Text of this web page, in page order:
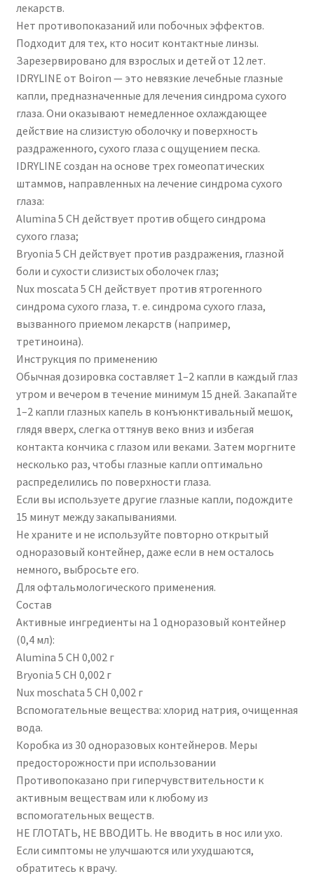
лекарств.
Нет противопоказаний или побочных эффектов.
Подходит для тех, кто носит контактные линзы.
Зарезервировано для взрослых и детей от 12 лет.
IDRYLINE от Boiron — это невязкие лечебные глазные
капли, предназначенные для лечения синдрома сухого
глаза. Они оказывают немедленное охлаждающее
действие на слизистую оболочку и поверхность
раздраженного, сухого глаза с ощущением песка.
IDRYLINE создан на основе трех гомеопатических
штаммов, направленных на лечение синдрома сухого
глаза:
Alumina 5 CH действует против общего синдрома
сухого глаза;
Bryonia 5 CH действует против раздражения, глазной
боли и сухости слизистых оболочек глаз;
Nux moscata 5 CH действует против ятрогенного
синдрома сухого глаза, т. е. синдрома сухого глаза,
вызванного приемом лекарств (например,
третиноина).
Инструкция по применению
Обычная дозировка составляет 1–2 капли в каждый глаз
утром и вечером в течение минимум 15 дней. Закапайте
1–2 капли глазных капель в конъюнктивальный мешок,
глядя вверх, слегка оттянув веко вниз и избегая
контакта кончика с глазом или веками. Затем моргните
несколько раз, чтобы глазные капли оптимально
распределились по поверхности глаза.
Если вы используете другие глазные капли, подождите
15 минут между закапываниями.
Не храните и не используйте повторно открытый
одноразовый контейнер, даже если в нем осталось
немного, выбросьте его.
Для офтальмологического применения.
Состав
Активные ингредиенты на 1 одноразовый контейнер
(0,4 мл):
Alumina 5 CH 0,002 г
Bryonia 5 CH 0,002 г
Nux moschata 5 CH 0,002 г
Вспомогательные вещества: хлорид натрия, очищенная
вода.
Коробка из 30 одноразовых контейнеров. Меры
предосторожности при использовании
Противопоказано при гиперчувствительности к
активным веществам или к любому из
вспомогательных веществ.
НЕ ГЛОТАТЬ, НЕ ВВОДИТЬ. Не вводить в нос или ухо.
Если симптомы не улучшаются или ухудшаются,
обратитесь к врачу.